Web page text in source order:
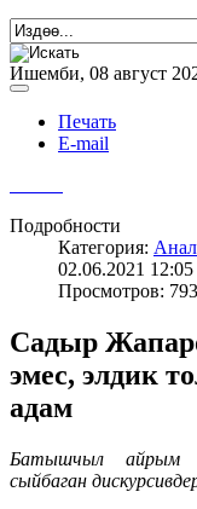
Ишемби, 08 август
Печать
E-mail
Подробности
Категория:
02.06.2021 12:05
Просмотров: 793
Садыр
эмес, элдик
адам
Батышчыл айрым
сыйбаган